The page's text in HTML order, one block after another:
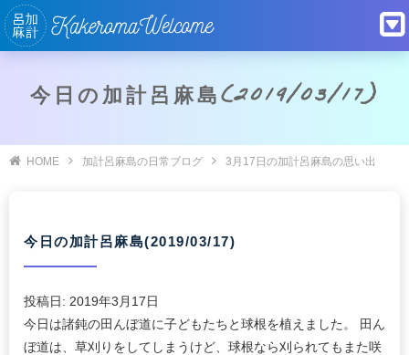
今日の加計呂麻島(2019/03/17)
HOME 加計呂麻島の日常ブログ 3月17日の加計呂麻島の思い出
今日の加計呂麻島(2019/03/17)
投稿日: 2019年3月17日
今日は諸鈍の田んぼ道に子どもたちと球根を植えました。 田ん
ぼ道は、草刈りをしてしまうけど、球根なら刈られてもまた咲